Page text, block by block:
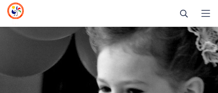
NUOSTATAI IR KITI DOKUMENTAI
KOMISIJA 2026